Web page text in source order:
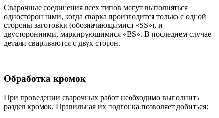
Сварочные соединения всех типов могут выполняться
односторонними, когда сварка производится только с одной
стороны заготовки (обозначающимися «SS»), и
двусторонними, маркирующимися «BS». В последнем случае
детали свариваются с двух сторон.
Обработка кромок
При проведении сварочных работ необходимо выполнить
раздел кромок. Правильная их подгонка позволяет добиться: